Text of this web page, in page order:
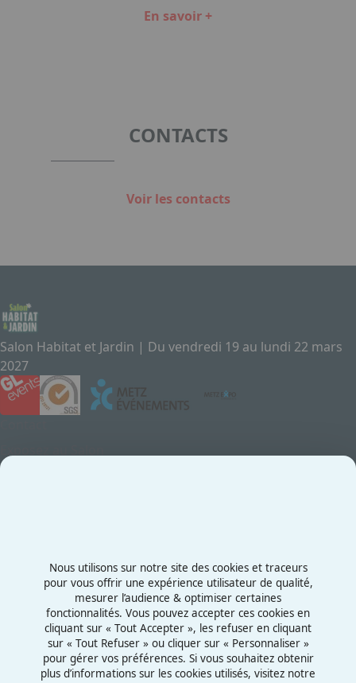
En savoir +
CONTACTS
Voir les contacts
Salon Habitat et Jardin | Du vendredi 19 au lundi 22 mars
2027
Rue de la Grange aux Bois
57070 - Metz
France
Nous utilisons sur notre site des cookies et traceurs
pour vous offrir une expérience utilisateur de qualité,
mesurer l’audience & optimiser certaines
fonctionnalités. Vous pouvez accepter ces cookies en
cliquant sur « Tout Accepter », les refuser en cliquant
sur « Tout Refuser » ou cliquer sur « Personnaliser »
pour gérer vos préférences. Si vous souhaitez obtenir
plus d’informations sur les cookies utilisés, visitez notre